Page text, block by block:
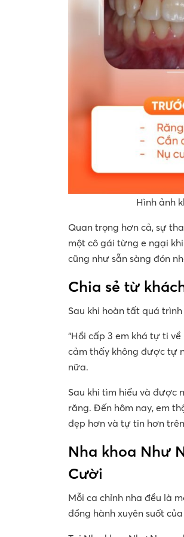
Hình ảnh
Quan trọng hơn cả, sự
một cô gái từng e ngại
cũng như sẵn sàng đón
Chia sẻ từ
Sau khi hoàn tất quá
“Hồi cấp 3 em khá tự ti
cảm thấy không được tự
nữa.
Sau khi tìm hiểu và được
răng. Đến hôm nay, em
đẹp hơn và tự tin hơn
Nha khoa Như
Cười
Mỗi ca chỉnh nha đều là
đồng hành xuyên suốt